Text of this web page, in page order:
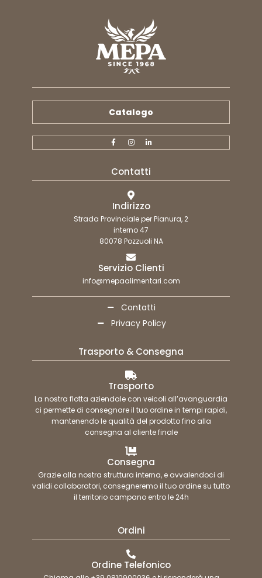
Catalogo
Contatti
Indirizzo
Strada Provinciale per Pianura, 2
interno 47
80078 Pozzuoli NA
Servizio Clienti
info@mepaalimentari.com
Contatti
Privacy Policy
Trasporto & Consegna
Trasporto
La nostra flotta aziendale con veicoli all’avanguardia
ci permette di consegnare il tuo ordine in tempi rapidi,
mantenendo le qualità del prodotto fino alla
consegna al cliente finale
Consegna
Grazie alla nostra struttura interna, e avvalendoci di
validi collaboratori, consegneremo il tuo ordine su tutto
il territorio campano entro le 24h
Ordini
Ordine Telefonico